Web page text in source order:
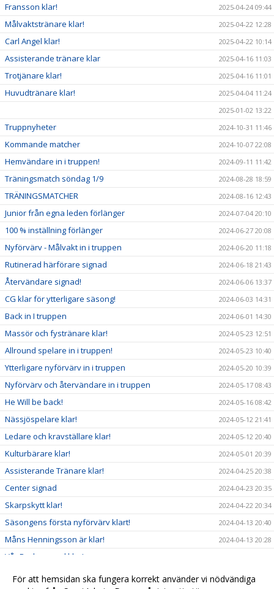
Fransson klar! 2025-04-24 09:44
Målvaktstränare klar! 2025-04-22 12:28
Carl Angel klar! 2025-04-22 10:14
Assisterande tränare klar 2025-04-16 11:03
Trotjänare klar! 2025-04-16 11:01
Huvudtränare klar!
2025-04-04 11:24
2025-01-02 13:22
Truppnyheter 2024-10-31 11:46
Kommande matcher 2024-10-07 22:08
Hemvändare in i truppen! 2024-09-11 11:42
Träningsmatch söndag 1/9 2024-08-28 18:59
TRÄNINGSMATCHER 2024-08-16 12:43
Junior från egna leden förlänger 2024-07-04 20:10
100 % inställning förlänger 2024-06-27 20:08
Nyförvärv - Målvakt in i truppen 2024-06-20 11:18
Rutinerad härförare signad 2024-06-18 21:43
Återvändare signad! 2024-06-06 13:37
CG klar för ytterligare säsong! 2024-06-03 14:31
Back in I truppen 2024-06-01 14:30
Massör och fystränare klar! 2024-05-23 12:51
Allround spelare in i truppen! 2024-05-23 10:40
Ytterligare nyförvärv in i truppen 2024-05-20 10:39
Nyförvärv och återvändare in i truppen 2024-05-17 08:43
He Will be back! 2024-05-16 08:42
Nässjöspelare klar! 2024-05-12 21:41
Ledare och kravställare klar! 2024-05-12 20:40
Kulturbärare klar! 2024-05-01 20:39
Assisterande Tränare klar! 2024-04-25 20:38
Center signad 2024-04-23 20:35
Skarpskytt klar! 2024-04-22 20:34
Säsongens första nyförvärv klart! 2024-04-13 20:40
Måns Henningsson är klar! 2024-04-13 20:28
Vår Backgeneral klar!
William klar! 2024-03-29 20:25
För att hemsidan ska fungera korrekt använder vi nödvändiga